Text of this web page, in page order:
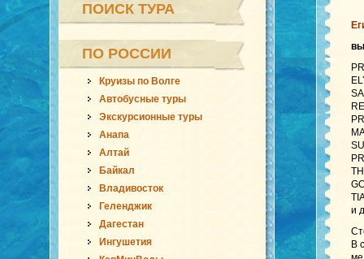
ПОИСК ТУРА
ПО РОССИИ
Круизы по Волге
Автобусные туры
Экскурсионные туры
Анапа
Алтай
Байкал
Владивосток
Геленджик
Дагестан
Ингушетия
и
В